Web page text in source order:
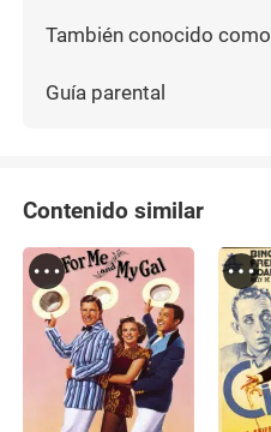
También conocido como
Guía parental
Contenido similar